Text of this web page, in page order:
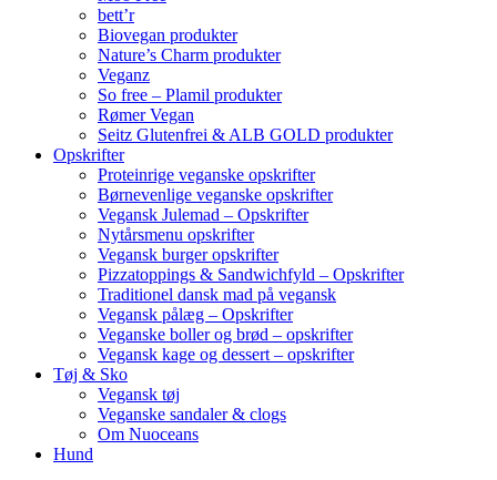
bett’r
Biovegan produkter
Nature’s Charm produkter
Veganz
So free – Plamil produkter
Rømer Vegan
Seitz Glutenfrei & ALB GOLD produkter
Opskrifter
Proteinrige veganske opskrifter
Børnevenlige veganske opskrifter
Vegansk Julemad – Opskrifter
Nytårsmenu opskrifter
Vegansk burger opskrifter
Pizzatoppings & Sandwichfyld – Opskrifter
Traditionel dansk mad på vegansk
Vegansk pålæg – Opskrifter
Veganske boller og brød – opskrifter
Vegansk kage og dessert – opskrifter
Tøj & Sko
Vegansk tøj
Veganske sandaler & clogs
Om Nuoceans
Hund